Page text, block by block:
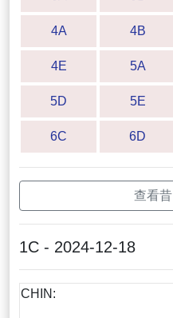
4A 4B
4E 5A
5D 5E
6C 6D
查看
1C - 2024-12-18
CHIN: